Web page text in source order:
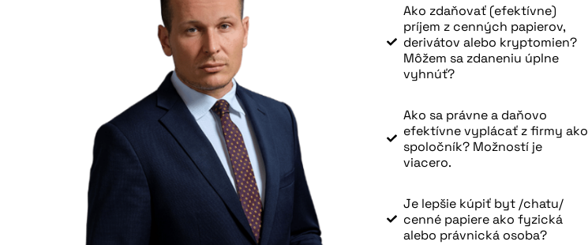
Ako zdaňovať (efektívne)
príjem z cenných papierov,
derivátov alebo kryptomien?
Môžem sa zdaneniu úplne
vyhnúť?
Ako sa právne a daňovo
efektívne vyplácať z firmy ako
spoločník? Možností je
viacero.
Je lepšie kúpiť byt /chatu/
cenné papiere ako fyzická
alebo právnická osoba?